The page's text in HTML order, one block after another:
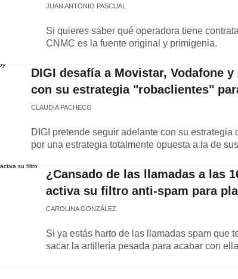
JUAN ANTONIO PASCUAL
Si quieres saber qué operadora tiene
CNMC es la fuente original y primigenia.
DIGI desafía a Movistar, Vodafone
con su estrategia "robaclientes"
CLAUDIA PACHECO
DIGI pretende seguir adelante con su
por una estrategia totalmente opuesta a la de
¿Cansado de las llamadas a las
activa su filtro anti-spam para
CAROLINA GONZÁLEZ
Si ya estás harto de las llamadas spam que
sacar la artillería pesada para acabar con